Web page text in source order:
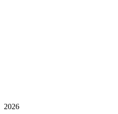
2026